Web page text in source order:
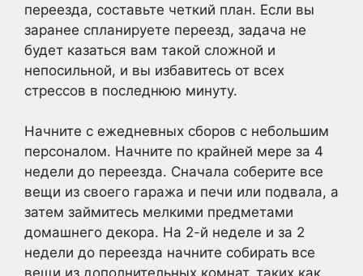
переезда, составьте четкий план. Если вы
заранее спланируете переезд, задача не
будет казаться вам такой сложной и
непосильной, и вы избавитесь от всех
стрессов в последнюю минуту.
Начните с ежедневных сборов с небольшим
персоналом. Начните по крайней мере за 4
недели до переезда. Сначала соберите все
вещи из своего гаража и печи или подвала, а
затем займитесь мелкими предметами
домашнего декора. На 2-й неделе и за 2
недели до переезда начните собирать все
вещи из дополнительных комнат, таких как